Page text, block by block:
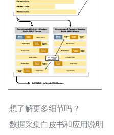
想了解更多细节吗？
数据采集白皮书和应用说明